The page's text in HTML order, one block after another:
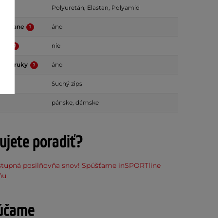
Polyuretán, Elastan, Polyamid
dlane áno
nie
ruky áno
Suchý zips
pánske, dámske
poradiť?
posilňovňa snov! Spúšťame inSPORTline